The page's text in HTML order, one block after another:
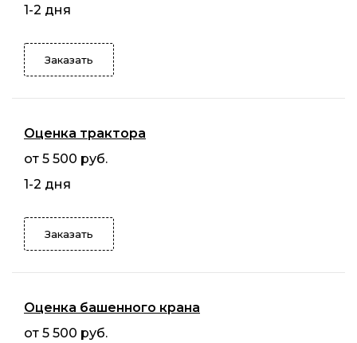
1-2 дня
Заказать
Оценка трактора
от 5 500 руб.
1-2 дня
Заказать
Оценка башенного крана
от 5 500 руб.